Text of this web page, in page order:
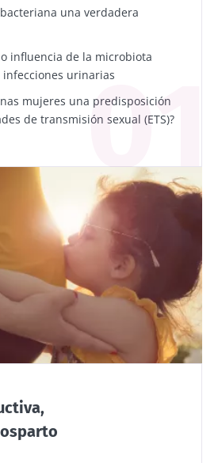
una verdadera
influencia de la microbiota
urinarias
mujeres una predisposición
de transmisión sexual (ETS)?